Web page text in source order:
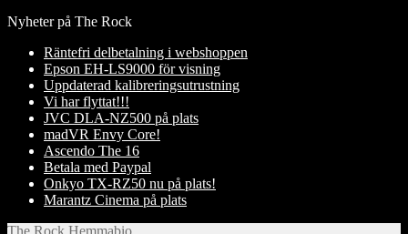
Nyheter på The Rock
Räntefri delbetalning i webshoppen
Epson EH-LS9000 för visning
Uppdaterad kalibreringsutrustning
Vi har flyttat!!!
JVC DLA-NZ500 på plats
madVR Envy Core!
Ascendo The 16
Betala med Paypal
Onkyo TX-RZ50 nu på plats!
Marantz Cinema på plats